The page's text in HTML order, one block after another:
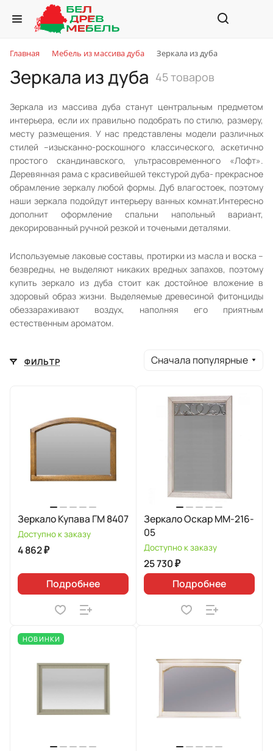
Главная Мебель из массива дуба Зеркала из дуба
Зеркала из дуба 45 товаров
Зеркала из массива дуба станут центральным предметом
интерьера, если их правильно подобрать по стилю, размеру,
месту размещения. У нас представлены модели различных
стилей –изысканно-роскошного классического, аскетично
простого скандинавского, ультрасовременного «Лофт».
Деревянная рама с красивейшей текстурой дуба- прекрасное
обрамление зеркалу любой формы. Дуб влагостоек, поэтому
наши зеркала подойдут интерьеру ванных комнат.Интересно
дополнит оформление спальни напольный вариант,
декорированный ручной резкой и точеными деталями.
Используемые лаковые составы, протирки из масла и воска –
безвредны, не выделяют никаких вредных запахов, поэтому
купить зеркало из дуба стоит как достойное вложение в
здоровый образ жизни. Выделяемые древесиной фитонциды
обеззараживают воздух, наполняя его приятным
естественным ароматом.
ФИЛЬТР Сначала популярные
Зеркало Купава ГМ 8407
Доступно к заказу
4 862 ₽
Подробнее
Зеркало Оскар ММ-216-
05
Доступно к заказу
25 730 ₽
Подробнее
НОВИНКИ